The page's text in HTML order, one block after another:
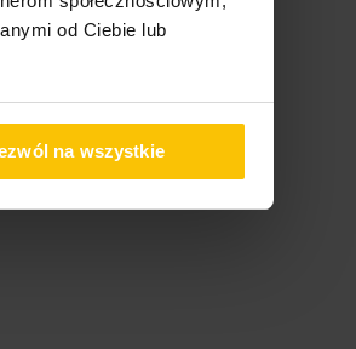
od Ciebie lub
na wszystkie